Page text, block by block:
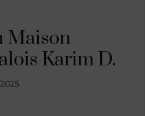
Maison
Karim D.